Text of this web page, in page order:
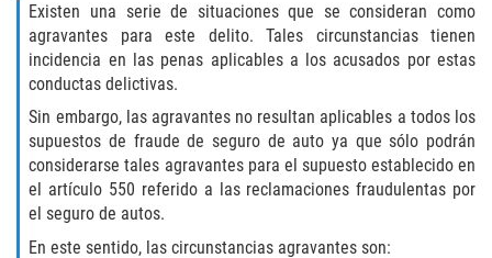
Domestic Violence
Child Abuse
Child Endangerment
Criminal Threat
Existen una serie de situaciones que se consideran como
agravantes para este delito. Tales circunstancias tienen
incidencia en las penas aplicables a los acusados por estas
conductas delictivas.
Sin embargo, las agravantes no resultan aplicables a todos los
supuestos de fraude de seguro de auto ya que sólo podrán
considerarse tales agravantes para el supuesto establecido en
el artículo 550 referido a las reclamaciones fraudulentas por
el seguro de autos.
En este sentido, las circunstancias agravantes son: